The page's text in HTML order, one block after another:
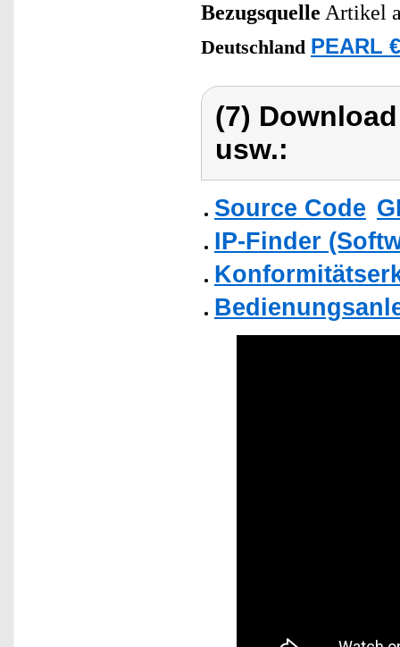
Bezugsquelle Artikel
Deutschland PEARL
(7)
usw.:
Source Code
IP-Finder